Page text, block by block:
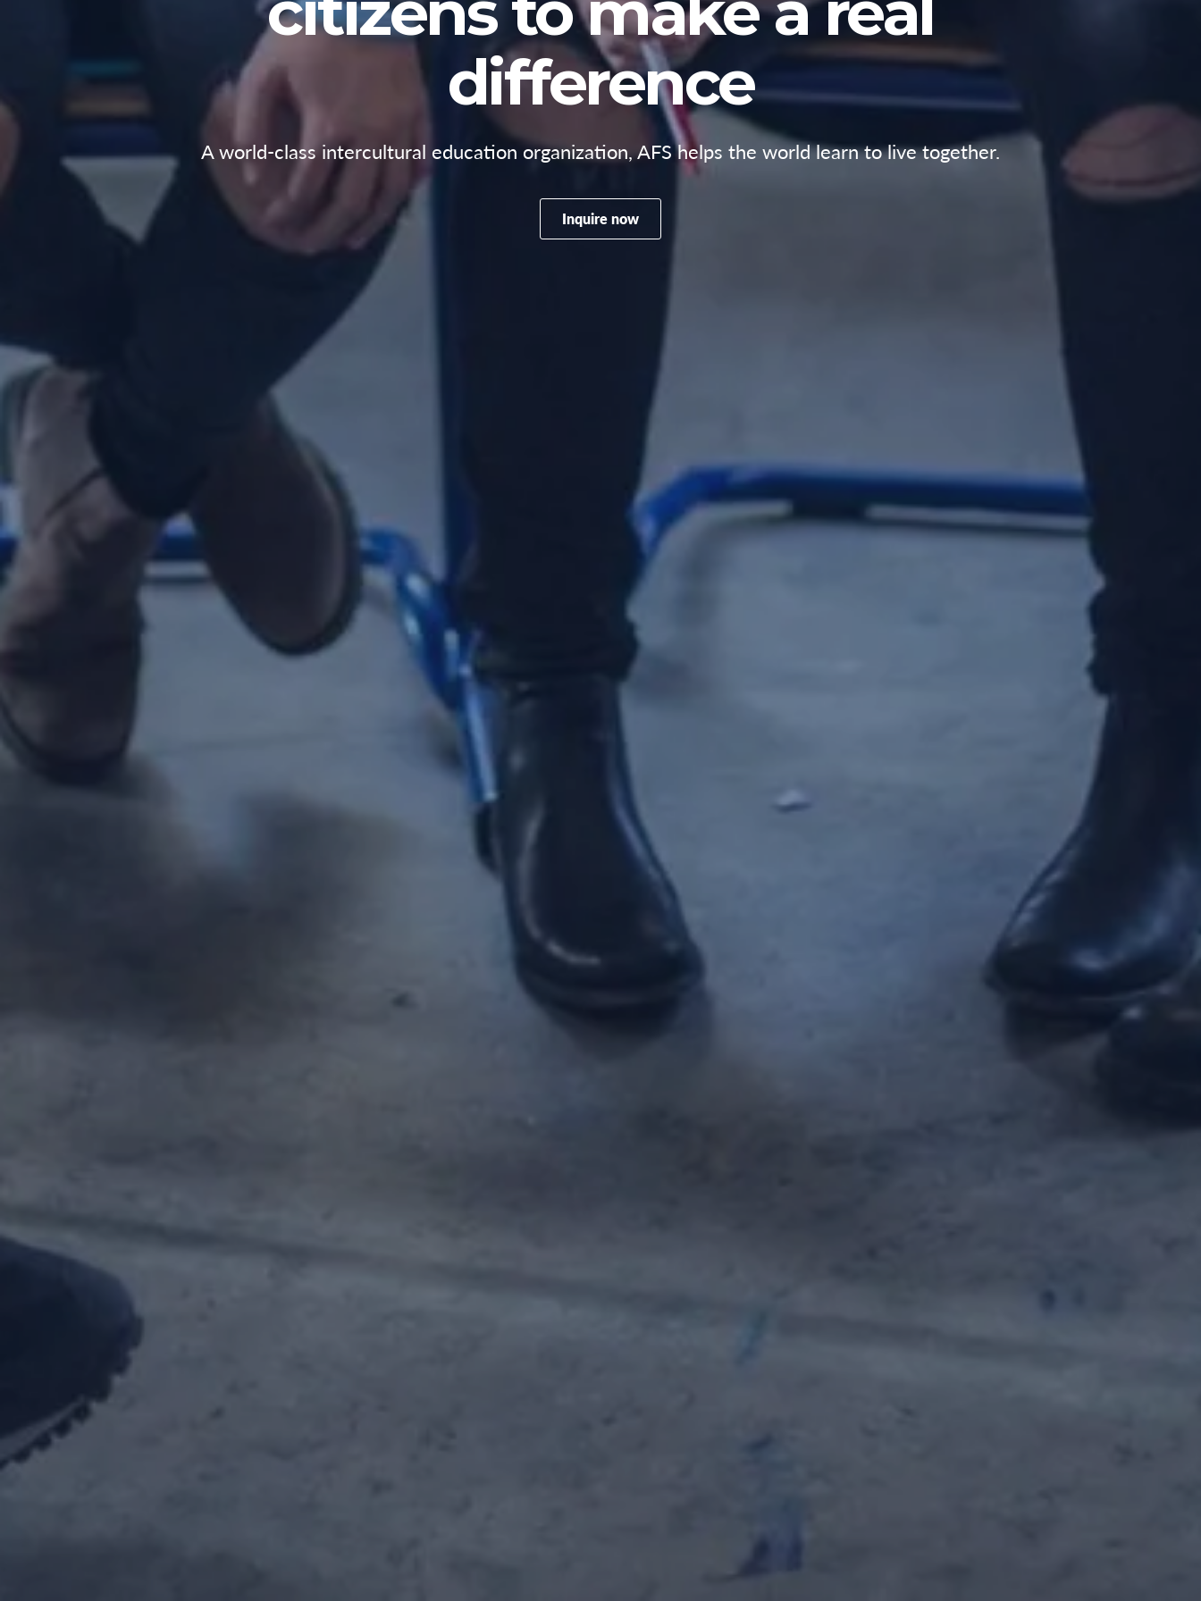
difference
A world-class intercultural education organization, AFS helps the world learn to live together.
Inquire now